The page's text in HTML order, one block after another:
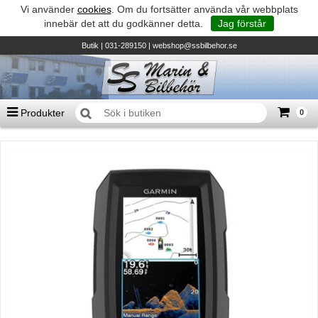
Vi använder cookies. Om du fortsätter använda vår webbplats
innebär det att du godkänner detta.
Jag förstår
Butik| 031-289150 | webshop@ssbilbehor.se
Produkter 0
TILL KASSAN
Biltillbehör och reservdelar - BDS
Suzuki - Utombordare
Suzumar - Gummibåtar
HonWave - Gummibåtar
Honda - Elverk & Pumpar